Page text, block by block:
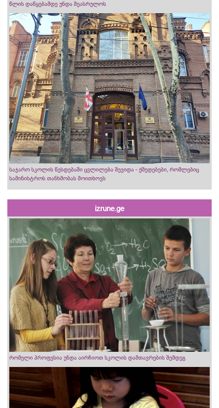
წლის დაწყებამდე უნდა შეასრულოს
საჯარო სკოლის წესდებაში ცვლილება შევიდა - ქმედებები, რომლებიც
სამინისტროს თანხმობას მოითხოვს
izrune.ge
რომელი პროფესია უნდა აირჩიოთ სკოლის დამთავრების შემდეგ